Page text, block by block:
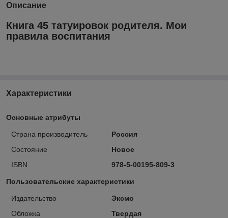
Описание
Книга 45 татуировок родителя. Мои
правила воспитания
Характеристики
Основные атрибуты
Страна производитель
Россия
Состояние
Новое
ISBN
978-5-00195-809-3
Пользовательские характеристики
Издательство
Эксмо
Обложка
Твердая